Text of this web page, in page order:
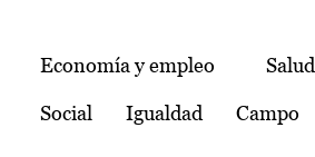
Temas
Economía y empleo Salud
Social Igualdad Campo